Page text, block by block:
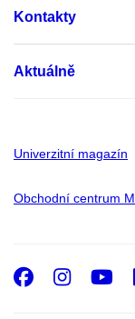
Kontakty
Aktuálně
Univerzitní magazín
Obchodní centrum